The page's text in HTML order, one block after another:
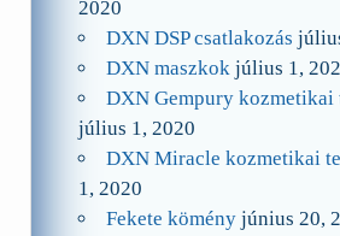
2020
DXN DSP csatlakozás
DXN maszkok július 1,
DXN Gempury kozmetikai
július 1, 2020
DXN Miracle kozmetikai
1, 2020
Fekete kömény június 20,